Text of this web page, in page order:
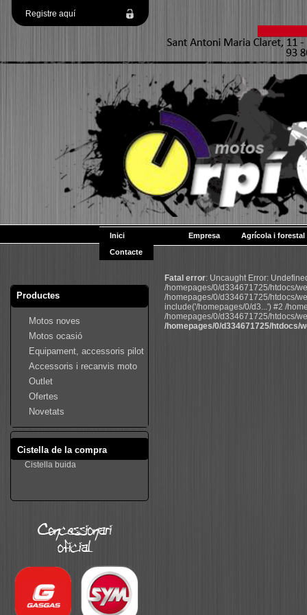
Registre aquí
Inici Empresa
Agrícola i forestal
Contacte
Productes
Motos noves
Motos ocasió
Equipament, accessoris pilot
Accessoris i recanvis moto
Outlet
Ofertes
Novetats
Cistella de la compra
Cistella buida
Fatal error: Uncaught Error:
/homepages/0/d334671725/htdocs/
/homepages/0/d334671725/htdocs/
include('/homepages/0/d3...') #2 /
/homepages/0/d334671725/htdocs/
/homepages/0/d334671725/htdocs/